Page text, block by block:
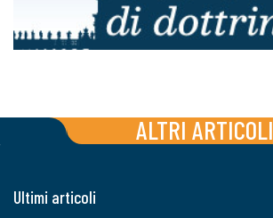
ALTRI ARTICOLI
Ultimi articoli